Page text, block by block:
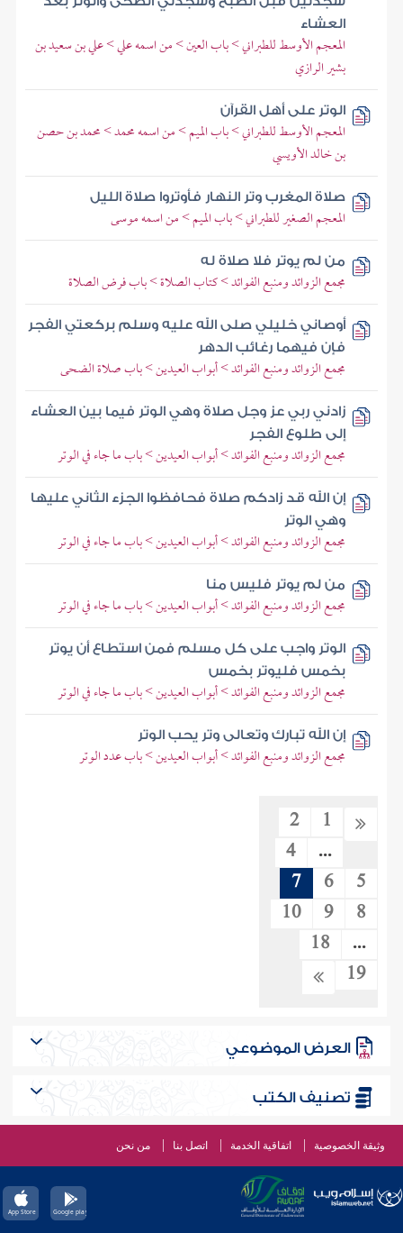
العشاء
المعجم الأوسط للطبراني > باب العين > من اسمه علي > علي بن سعيد بن
بشير الرازي
الوتر على أهل القرآن
المعجم الأوسط للطبراني > باب الميم > من اسمه محمد > محمد بن حصن
بن خالد الأويسي
صلاة المغرب وتر النهار فأوتروا صلاة الليل
المعجم الصغير للطبراني > باب الميم > من اسمه موسى
من لم يوتر فلا صلاة له
مجمع الزوائد ومنبع الفوائد > كتاب الصلاة > باب فرض الصلاة
أوصاني خليلي صلى الله عليه وسلم بركعتي الفجر
فإن فيهما رغائب الدهر
مجمع الزوائد ومنبع الفوائد > أبواب العيدين > باب صلاة الضحى
زادني ربي عز وجل صلاة وهي الوتر فيما بين العشاء
إلى طلوع الفجر
مجمع الزوائد ومنبع الفوائد > أبواب العيدين > باب ما جاء في الوتر
إن الله قد زادكم صلاة فحافظوا الجزء الثاني عليها
وهي الوتر
مجمع الزوائد ومنبع الفوائد > أبواب العيدين > باب ما جاء في الوتر
من لم يوتر فليس منا
مجمع الزوائد ومنبع الفوائد > أبواب العيدين > باب ما جاء في الوتر
الوتر واجب على كل مسلم فمن استطاع أن يوتر
بخمس فليوتر بخمس
مجمع الزوائد ومنبع الفوائد > أبواب العيدين > باب ما جاء في الوتر
إن الله تبارك وتعالى وتر يحب الوتر
مجمع الزوائد ومنبع الفوائد > أبواب العيدين > باب عدد الوتر
1
2
...
4
5
6
7
8
9
10
...
18
19
العرض الموضوعي
تصنيف الكتب
وثيقة الخصوصية اتفاقية الخدمة اتصل بنا من نحن